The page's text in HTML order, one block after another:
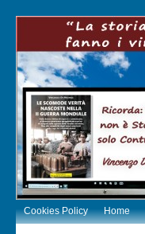
Cookies Policy Home